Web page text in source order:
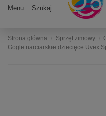
Menu Szukaj
Strona główna Sprzęt zimowy
Gogle narciarskie dziecięce Uvex